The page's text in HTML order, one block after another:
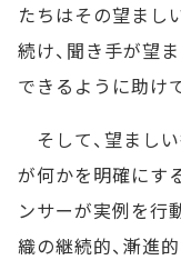
たちはその望まし
続け、聞き手が望
できるように助け
そして、望まし
が何かを明確にす
ンサーが実例を行
織の継続的、漸進